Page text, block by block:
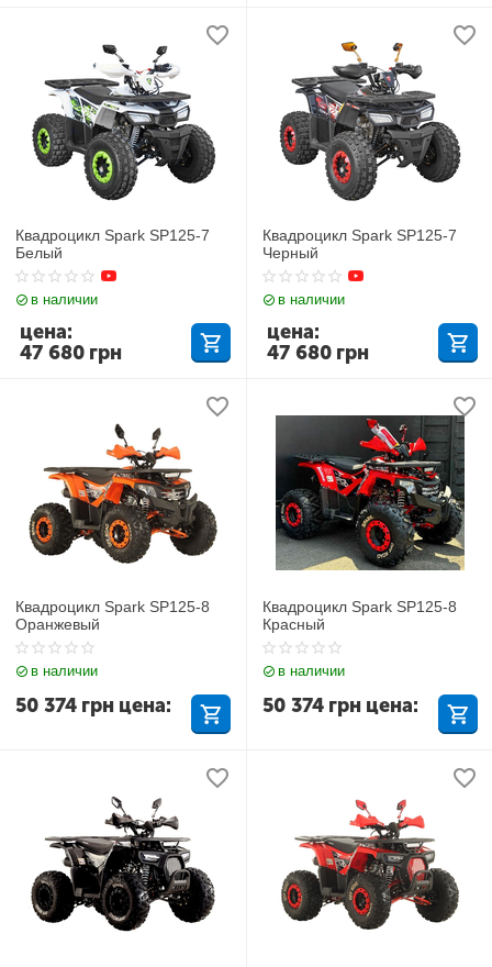
Квадроцикл Spark SP125-7
Белый
в наличии
47 680 грн
цена:
Квадроцикл Spark SP125-7
Черный
в наличии
47 680 грн
цена:
Квадроцикл Spark SP125-8
Оранжевый
в наличии
50 374 грн цена:
Квадроцикл Spark SP125-8
Красный
в наличии
50 374 грн цена: